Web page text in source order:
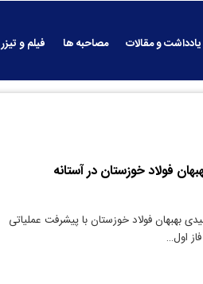
یادداشت و مقالات مصاحبه ها فیلم و تیزر
فولاد خوزستان در آستانه
بهبهان فولاد خوزستان با پیشرفت عملیاتی
اول…